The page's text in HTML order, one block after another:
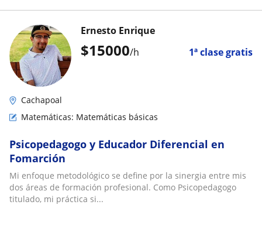
$15000/h 1ª clase gratis
Ernesto Enrique
Cachapoal
Matemáticas: Matemáticas básicas
Psicopedagogo y Educador Diferencial en
Fomarción
Mi enfoque metodológico se define por la sinergia entre mis
dos áreas de formación profesional. Como Psicopedagogo
titulado, mi práctica si...